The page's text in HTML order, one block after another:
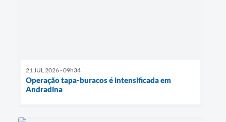
21 JUL 2026 - 09h34
Operação tapa-buracos é intensificada em
Andradina